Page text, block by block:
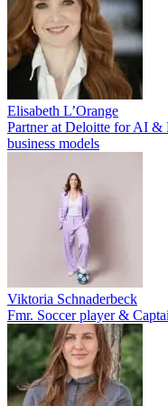
Elisabeth L’Orange
Partner at Deloitte for AI
business models
Viktoria Schnaderbeck
Fmr. Soccer player &